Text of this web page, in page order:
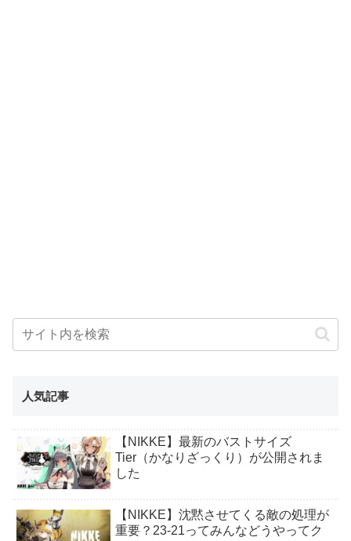
人気記事
【NIKKE】最新のバストサイズ
Tier（かなりざっくり）が公開されま
した
【NIKKE】沈黙させてくる敵の処理が
重要？23-21ってみんなどうやってク